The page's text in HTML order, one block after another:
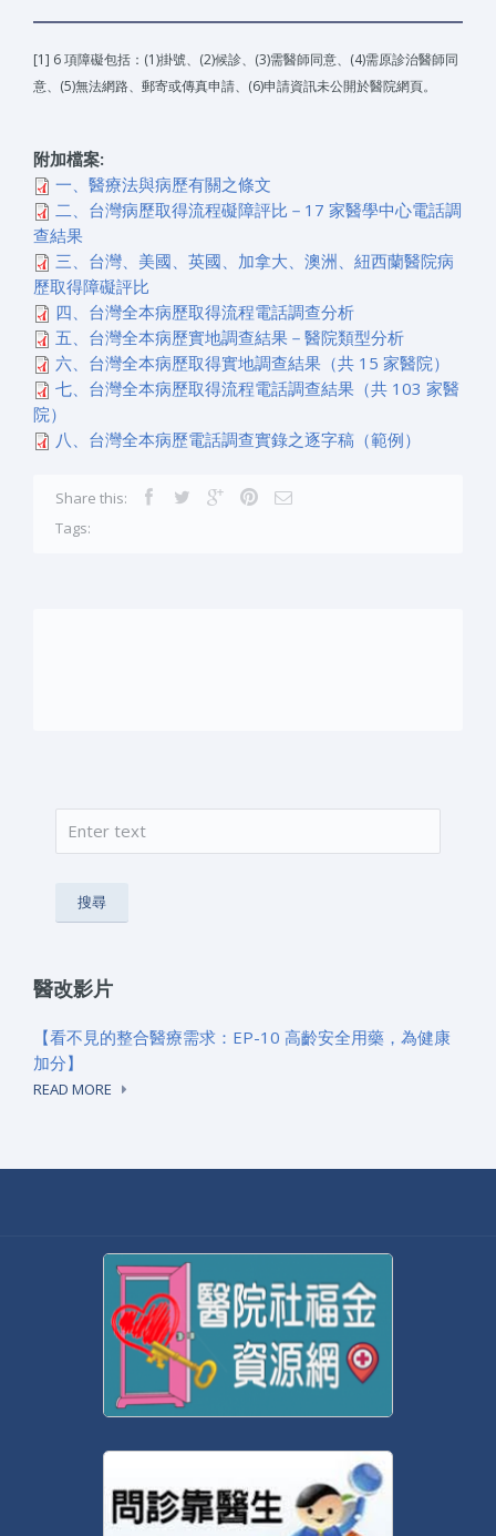
[1] 6 項障礙包括：(1)掛號、(2)候診、(3)需醫師同意、(4)需原診治醫師同
意、(5)無法網路、郵寄或傳真申請、(6)申請資訊未公開於醫院網頁。
附加檔案:
一、醫療法與病歷有關之條文
二、台灣病歷取得流程礙障評比－17 家醫學中心電話調
查結果
三、台灣、美國、英國、加拿大、澳洲、紐西蘭醫院病
歷取得障礙評比
四、台灣全本病歷取得流程電話調查分析
五、台灣全本病歷實地調查結果－醫院類型分析
六、台灣全本病歷取得實地調查結果（共 15 家醫院）
七、台灣全本病歷取得流程電話調查結果（共 103 家醫
院）
八、台灣全本病歷電話調查實錄之逐字稿（範例）
Share this:
Tags:
搜尋表單
醫改影片
【看不見的整合醫療需求：EP-10 高齡安全用藥，為健康
加分】
READ MORE